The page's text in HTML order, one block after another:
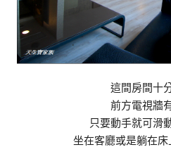
這間房間十
前方電視牆
只要動手就可滑
坐在客廳或是躺在